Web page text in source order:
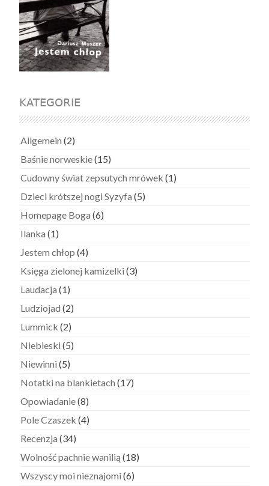
KATEGORIE
Allgemein (2)
Baśnie norweskie(15)
Cudowny świat zepsutych mrówek (1)
Dzieci krótszej nogi Syzyfa (5)
Homepage Boga (6)
Ilanka (1)
Jestem chłop (4)
Księga zielonej kamizelki (3)
Laudacja (1)
Ludziojad (2)
Lummick (2)
Niebieski (5)
Niewinni (5)
Notatki na blankietach (17)
Opowiadanie(8)
Pole Czaszek (4)
Recenzja (34)
Wolność pachnie wanilią (18)
Wszyscy moi nieznajomi (6)